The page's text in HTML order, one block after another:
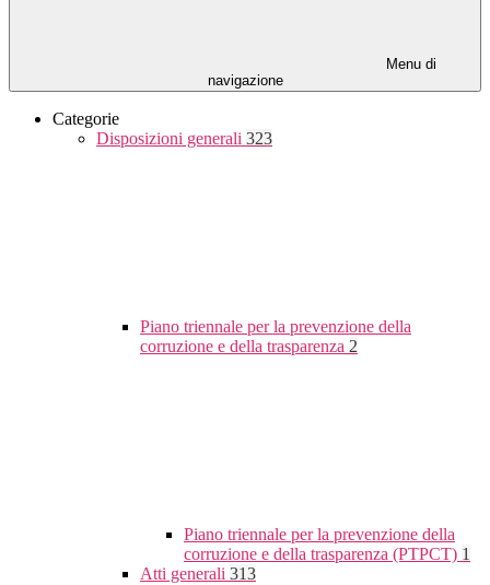
Menu di
navigazione
Categorie
Disposizioni generali 323
Piano triennale per la prevenzione della
corruzione e della trasparenza 2
Piano triennale per la prevenzione della
corruzione e della trasparenza (PTPCT) 1
Atti generali 313